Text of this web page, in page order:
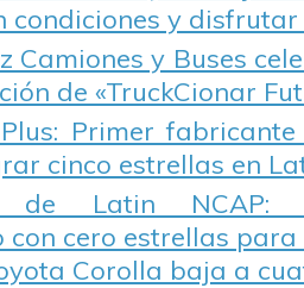
condiciones y disfrutar
Camiones y Buses
de «TruckCionar
Primer
cinco estrellas en
de Latin NCAP:
con cero estrellas para
Corolla baja a